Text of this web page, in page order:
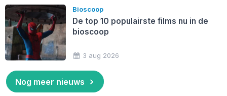
Bioscoop
De top 10 populairste films nu in de
bioscoop
3 aug 2026
Nog meer nieuws